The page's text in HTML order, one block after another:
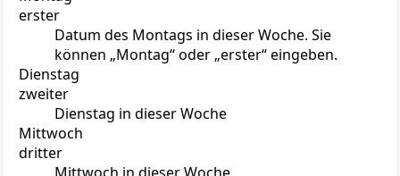
erster
Datum des Montags in dieser Woche. Sie
können „Montag“ oder „erster“ eingeben.
Dienstag
zweiter
Dienstag in dieser Woche
Mittwoch
dritter